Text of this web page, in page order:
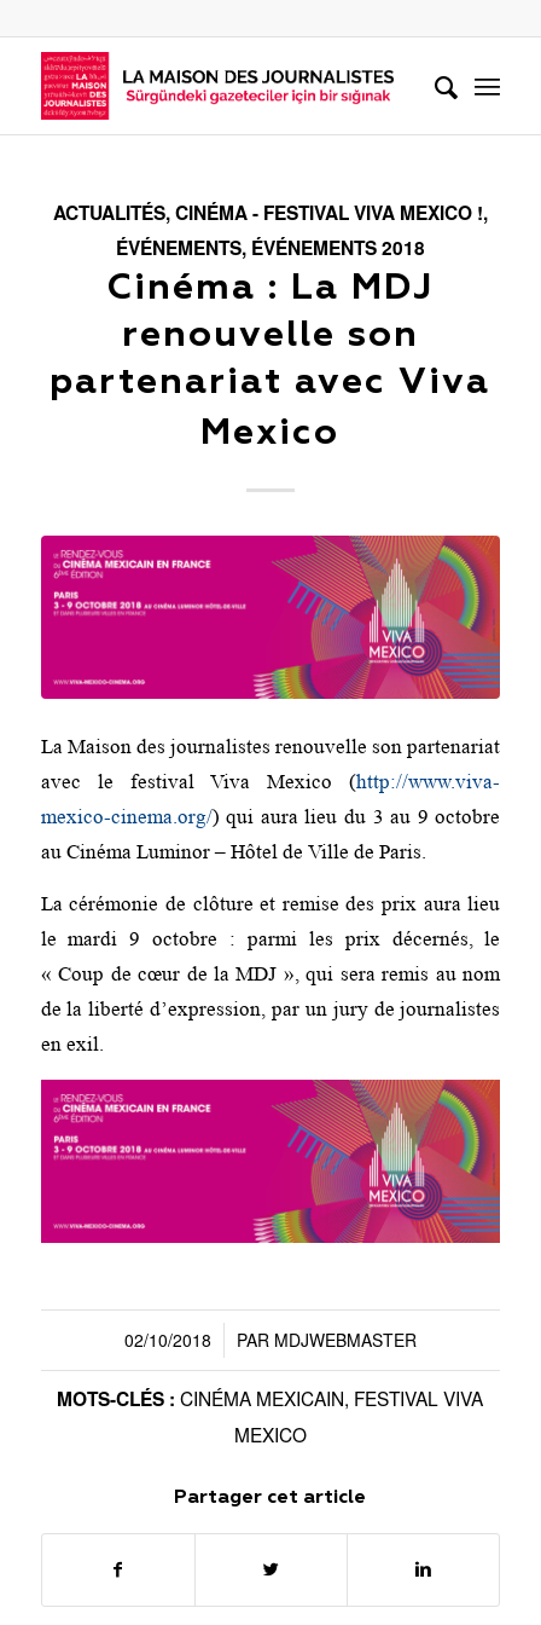
ACTUALITÉS,CINÉMA - FESTIVAL VIVA MEXICO !,
ÉVÉNEMENTS, ÉVÉNEMENTS 2018
Cinéma : La MDJ
renouvelle son
partenariat avec Viva
Mexico
La Maison des journalistes renouvelle son partenariat
avec le festival Viva Mexico (http://www.viva-
mexico-cinema.org/) qui aura lieu du 3 au 9 octobre
au Cinéma Luminor – Hôtel de Ville de Paris.
La cérémonie de clôture et remise des prix aura lieu
le mardi 9 octobre : parmi les prix décernés, le
« Coup de cœur de la MDJ », qui sera remis au nom
de la liberté d’expression, par un jury de journalistes
en exil.
02/10/2018
/ PAR MDJWEBMASTER
MOTS-CLÉS : CINÉMA MEXICAIN, FESTIVAL VIVA
MEXICO
Partager cet article